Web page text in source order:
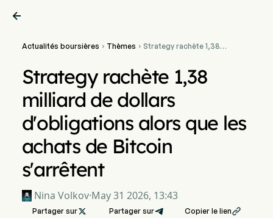

Actualités boursières  Thèmes  Strategy rachète 1,38
achats de Bitcoin
s'arrêtent
Strategy rachète 1,38
milliard de dollars
d'obligations alors que les
achats de Bitcoin
s'arrêtent
Nina Volkov·May 31 2026, 13:43
Partager sur Partager sur Copier le lien